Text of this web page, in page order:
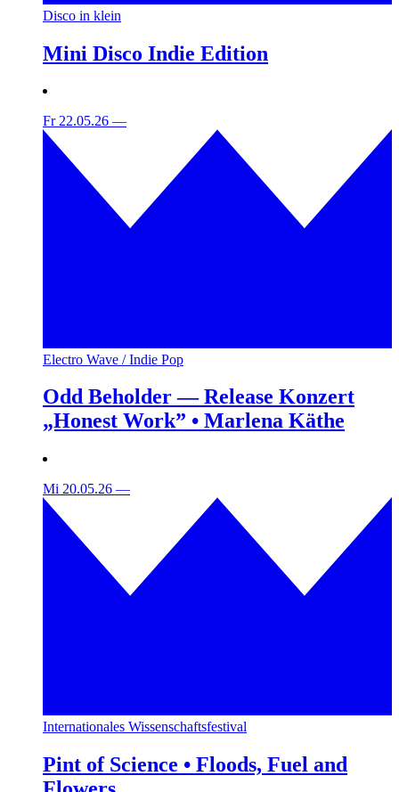
Disco in klein
Mini Disco Indie Edition
Fr 22.05.26 —
Electro Wave / Indie Pop
Odd Beholder — Release Konzert
„Honest Work” • Marlena Käthe
Mi 20.05.26 —
Internationales Wissenschaftsfestival
Pint of Science • Floods, Fuel and